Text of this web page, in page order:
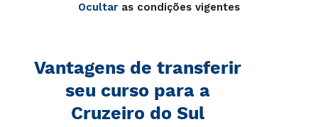
Ocultar as condições vigentes
Vantagens de transferir
seu curso para a
Cruzeiro do Sul